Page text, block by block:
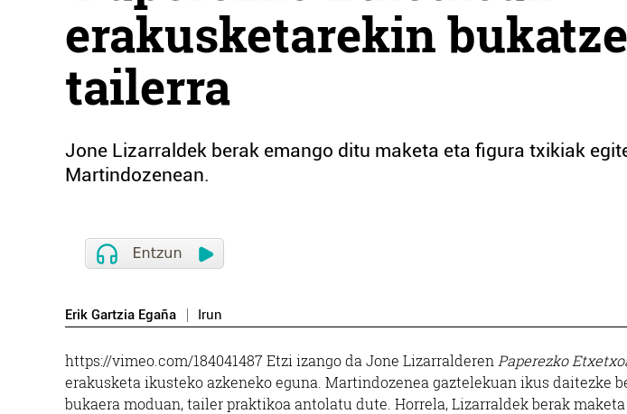
erakusketarekin
tailerra
Jone Lizarraldek berak emango ditu maketa eta figura txikiak
Martindozenean.
Erik Gartzia Egaña Irun
https://vimeo.com/184041487 Etzi izango da Jone Lizarralderen Paperezko
erakusketa ikusteko azkeneko eguna. Martindozenea gaztelekuan ikus daitezke
bukaera moduan, tailer praktikoa antolatu dute. Horrela, Lizarraldek berak